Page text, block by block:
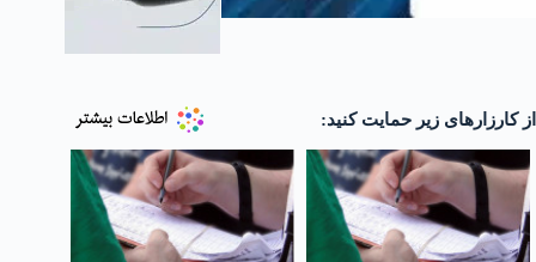
از کارزارهای زیر حمایت کنید: